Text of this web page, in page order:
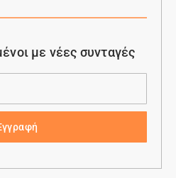
με νέες συνταγές